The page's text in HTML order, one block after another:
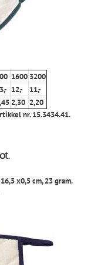
1600 3200
12,-
11,-
2,30 2,20
nr. 15.3434.41.
x0,5 cm, 23 gram.